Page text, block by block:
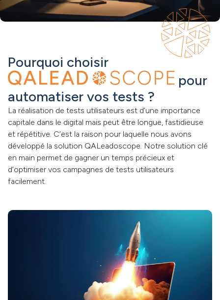
Pourquoi choisir
pour
automatiser vos tests ?
La réalisation de tests utilisateurs est d’une importance
capitale dans le digital mais peut être longue, fastidieuse
et répétitive. C’est la raison pour laquelle nous avons
développé la solution QALeadoscope. Notre solution clé
en main permet de gagner un temps précieux et
d’optimiser vos campagnes de tests utilisateurs
facilement.